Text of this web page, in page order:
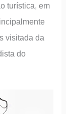
turística, em
visitada da
do